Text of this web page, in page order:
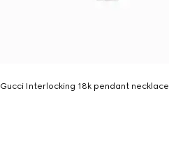
Gucci Interlocking 18k pendant necklace